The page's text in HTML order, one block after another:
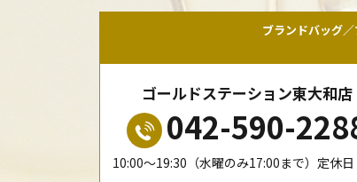
ブランドバッグ
ゴールドステーション東大和店
042-590-
10:00〜19:30（水曜のみ17:00まで）定休日